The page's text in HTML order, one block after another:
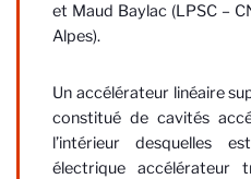
et Maud Baylac (LPSC –
Alpes).
Un accélérateur linéaire
constitué de cavités
l’intérieur desquelles
électrique accélérateur